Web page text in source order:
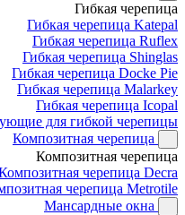
Гибкая черепица
Гибкая черепица Katepal
Гибкая черепица Ruflex
Гибкая черепица Shinglas
Гибкая черепица Docke Pie
Гибкая черепица Malarkey
Гибкая черепица Icopal
для гибкой черепицы
Композитная черепица
Композитная черепица
черепица Decra
черепица Metrotile
Мансардные окна